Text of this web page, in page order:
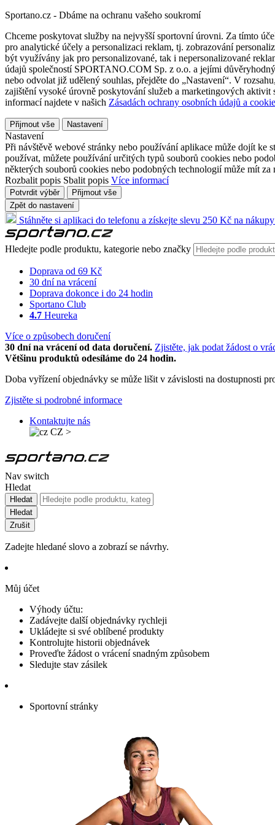
Sportano.cz - Dbáme na ochranu vašeho soukromí
Chceme poskytovat služby na nejvyšší sportovní úrovni. Za tímto
pro analytické účely a personalizaci reklam, tj. zobrazování
být využívány jak pro personalizované, tak i nepersonalizované
údajů společností SPORTANO.COM Sp. z o.o. a jejími
nebo odvolat již udělený souhlas, přejděte do „Nastavení“. V
zajištění vysoké úrovně poskytování služeb a marketingových
informací najdete v našich Zásadách ochrany osobních údajů a
Přijmout vše Nastavení
Nastavení
Při návštěvě webové stránky nebo používání aplikace může dojít ke
používat, můžete používání určitých typů souborů cookies nebo
některých souborů cookies nebo podobných technologií může mít
Rozbalit popis Sbalit popis Více informací
Potvrdit výběr
Přijmout vše
Zpět do nastavení
Stáhněte si aplikaci do telefonu a získejte slevu 250 Kč na
Hledejte podle produktu, kategorie nebo značky
Doprava od 69 Kč
30 dní na vrácení
Doprava dokonce i do 24 hodin
Sportano Club
4.7 Heureka
Více o způsobech doručení
30 dní na vrácení od data doručení. Zjistěte, jak podat žádost o
Většinu produktů odesíláme do 24 hodin.
Doba vyřízení objednávky se může lišit v závislosti na dostupnosti
Zjistěte si podrobné informace
Kontaktujte nás
CZ >
Nav switch
Hledat
Hledat
Hledat
Zrušit
Zadejte hledané slovo a zobrazí se návrhy.
Můj účet
Výhody účtu:
Zadávejte další objednávky rychleji
Ukládejte si své oblíbené produkty
Kontrolujte historii objednávek
Proveďte žádost o vrácení snadným způsobem
Sledujte stav zásilek
Sportovní stránky